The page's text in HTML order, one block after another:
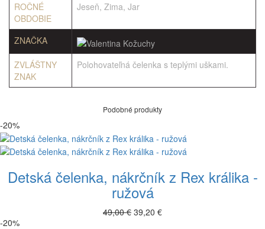
ROČNÉ
OBDOBIE
Jeseň, Zima, Jar
ZNAČKA
ZVLÁŠTNY
ZNAK
Polohovateľná čelenka s teplými uškami.
Podobné produkty
-20%
Detská čelenka, nákrčník z Rex králika -
ružová
49,00 € 39,20 €
-20%